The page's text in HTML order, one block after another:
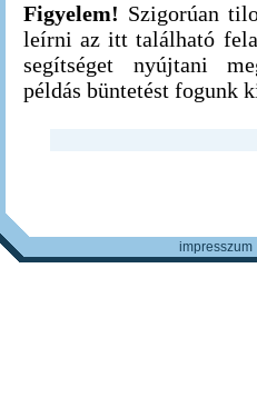
Figyelem! Szigorúan
leírni az itt található
segítséget nyújtani
példás büntetést fogunk
impresszum